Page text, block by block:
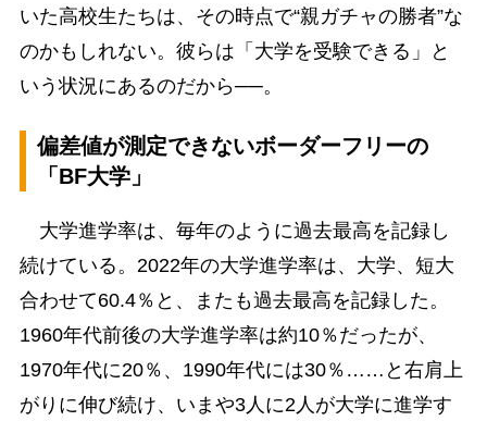
いた高校生たちは、その時点で“親ガチャの勝者”な
のかもしれない。彼らは「大学を受験できる」と
いう状況にあるのだから──。
偏差値が測定できないボーダーフリーの
「BF大学」
大学進学率は、毎年のように過去最高を記録し
続けている。2022年の大学進学率は、大学、短大
合わせて60.4％と、またも過去最高を記録した。
1960年代前後の大学進学率は約10％だったが、
1970年代に20％、1990年代には30％……と右肩上
がりに伸び続け、いまや3人に2人が大学に進学す